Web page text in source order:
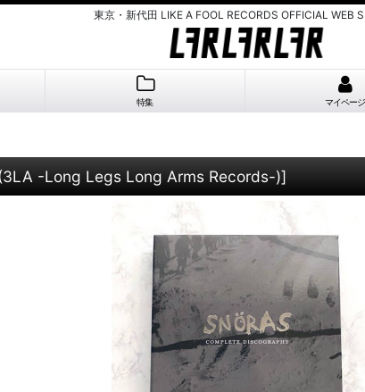
東京・新代田 LIKE A FOOL RECORDS OFFICIAL WEB
特集 マイページ
-Long Legs Long Arms Records-)]